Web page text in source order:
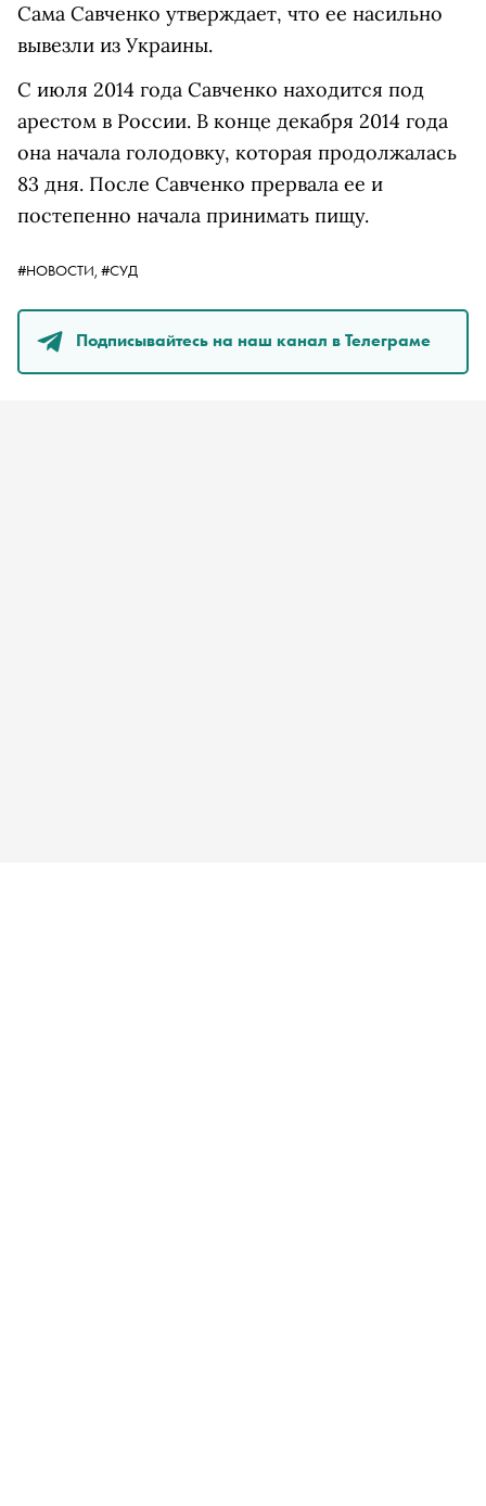
Сама Савченко утверждает, что ее насильно
вывезли из Украины.
С июля 2014 года Савченко находится под
арестом в России. В конце декабря 2014 года
она начала голодовку, которая продолжалась
83 дня. После Савченко прервала ее и
постепенно начала принимать пищу.
#НОВОСТИ, #СУД
Подписывайтесь на наш канал в Телеграме